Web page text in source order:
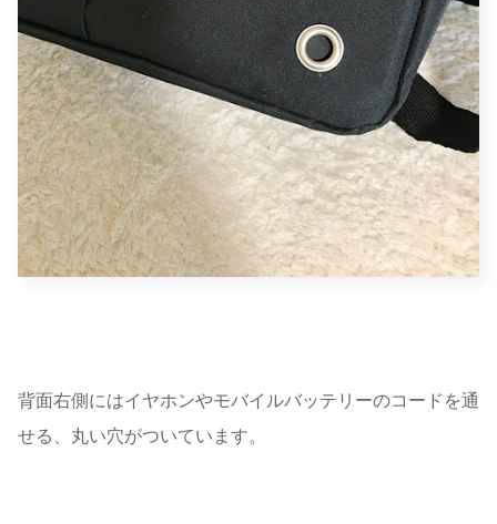
背面右側にはイヤホンやモバイルバッテリーのコードを通
せる、丸い穴がついています。